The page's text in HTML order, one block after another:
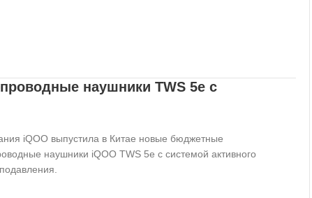
наушники TWS 5e с
iQOO выпустила в Китае новые бюджетные
наушники iQOO TWS 5e с системой активного